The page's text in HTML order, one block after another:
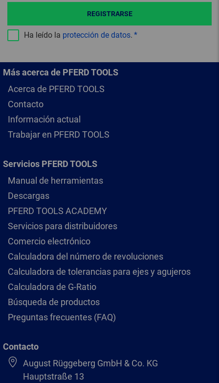
Ha leído la protección de datos.
REGISTRARSE
Más acerca de PFERD TOOLS
Acerca de PFERD TOOLS
Contacto
Información actual
Trabajar en PFERD TOOLS
Servicios PFERD TOOLS
Manual de herramientas
Descargas
PFERD TOOLS ACADEMY
Servicios para distribuidores
Comercio electrónico
Calculadora del número de revoluciones
Calculadora de tolerancias para ejes y agujeros
Calculadora de G-Ratio
Búsqueda de productos
Preguntas frecuentes (FAQ)
Contacto
August Rüggeberg GmbH & Co. KG
Hauptstraße 13